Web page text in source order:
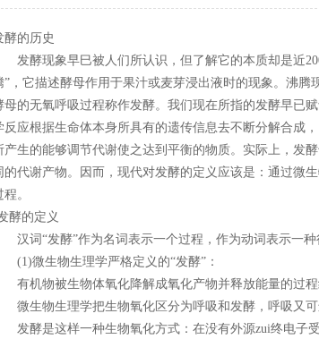
酵的历史
酵现象早巳被人们所认识，但了解它的本质却是近
”，它描述酵母作用于果汁或麦芽浸出液时的现象。沸
母的无氧呼吸过程称作发酵。我们现在所指的发酵早已
反应根据生命体本身所具有的遗传信息去不断分解合成
产生的能够调节代谢使之达到平衡的物质。实际上，发
的代谢产物。因而，现代对发酵的定义应该是：通过微
程。
酵的定义
词“发酵”作为名词表示一个过程，作为动词表示一种
微生物生理学严格定义的“发酵”：
机物被生物体氧化降解成氧化产物并释放能量的过程
生物生理学把生物氧化区分为呼吸和发酵，呼吸又可
酵是这样一种生物氧化方式：在没有外源zui终电子